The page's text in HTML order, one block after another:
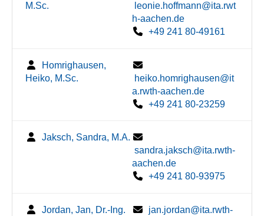
M.Sc.
leonie.hoffmann@ita.rwt
h-aachen.de
+49 241 80-49161
Homrighausen,
Heiko, M.Sc.
heiko.homrighausen@it
a.rwth-aachen.de
+49 241 80-23259
Jaksch, Sandra, M.A.
sandra.jaksch@ita.rwth-
aachen.de
+49 241 80-93975
Jordan, Jan, Dr.-Ing. jan.jordan@ita.rwth-